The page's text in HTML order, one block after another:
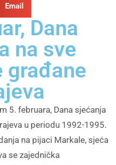
Email
Dana
na sve
građane
5. februara, Dana sjećanja
u periodu 1992-1995.
na pijaci Markale, sjeća
se zajednička